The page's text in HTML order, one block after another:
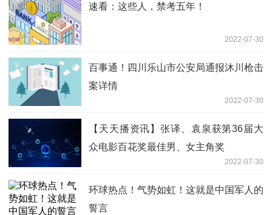
速看：这些人，禁考五年！
2022-07-30
百事通！四川乐山市公安局通报沐川枪击
案详情
2022-07-30
【天天播资讯】张译、袁泉获第36届大
众电影百花奖最佳男、女主角奖
2022-07-30
环球热点！气势如虹！这就是中国军人的
誓言